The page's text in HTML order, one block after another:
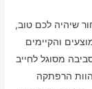
שיהיה לכם טוב,
והקיימים
מסוגל לחייב
הרפתקה